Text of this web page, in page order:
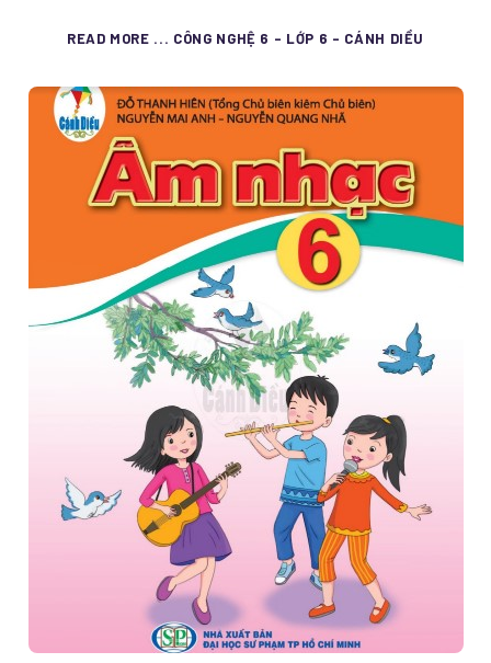
READ MORE ... CÔNG NGHỆ 6 - LỚP 6 - CÁNH DIỀU